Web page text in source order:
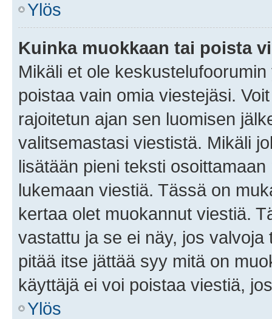
Ylös
Kuinka muokkaan tai poista
Mikäli et ole
poistaa vain omia viestejäsi.
rajoitetun ajan sen luomisen
valitsemastasi viestistä. Mikäli
lisätään pieni teksti
lukemaan viestiä. Tässä on
kertaa olet muokannut viestiä.
vastattu ja se ei näy, jos
pitää itse jättää syy mitä on
käyttäjä ei voi poistaa viestiä,
Ylös